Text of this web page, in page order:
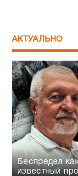
АКТУАЛЬНО
Беспредел
известный